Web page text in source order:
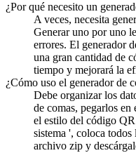
¿Por qué necesito un
A veces, necesita
Generar uno por uno
errores. El generador
una gran cantidad de
tiempo y mejorará la
¿Cómo uso el generador de
Debe organizar los
de comas, pegarlos en
el estilo del código
sistema ', coloca
archivo zip y